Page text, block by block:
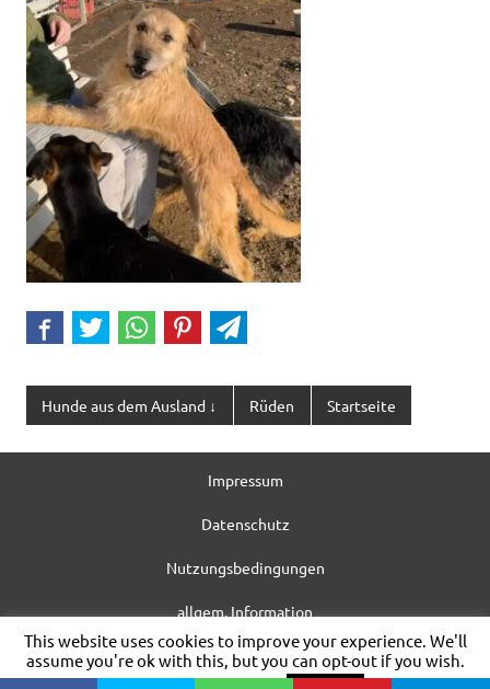
Hunde aus dem Ausland ↓ Rüden Startseite
Impressum
Datenschutz
Nutzungsbedingungen
allgem. Information
WordPress-Theme: Dynamic News von ThemeZee.
This website uses cookies to improve your experience. We'll
assume you're ok with this, but you can opt-out if you wish.